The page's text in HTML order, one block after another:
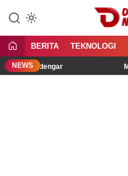
konten
Daily
Menyajikan
BERITA TEKNOLOGI
NEWS
Didengar